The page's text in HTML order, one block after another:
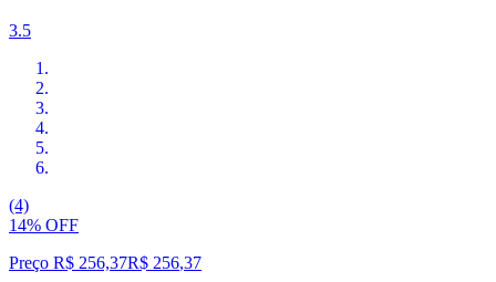
3.5
(4)
14% OFF
Preço R$ 256,37R$ 256,37